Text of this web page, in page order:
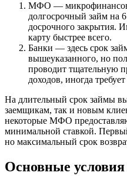
МФО —
долгосрочный займ на
досрочного закрытия.
карту быстрее всего.
Банки — здесь срок
вышеуказанного, но
проводит тщательную
доходов, иногда требует
На длительный срок займы
заемщикам, так и новым
некоторые МФО
минимальной ставкой.
но максимальный срок
Основные